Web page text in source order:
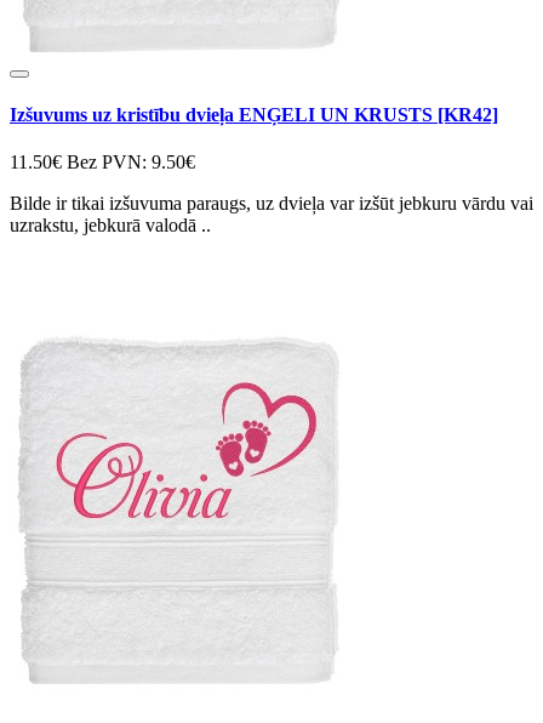
Izšuvums uz kristību dvieļa ENĢELI UN KRUSTS [KR42]
11.50€ Bez PVN: 9.50€
Bilde ir tikai izšuvuma paraugs, uz dvieļa var izšūt jebkuru vārdu vai
uzrakstu, jebkurā valodā ..